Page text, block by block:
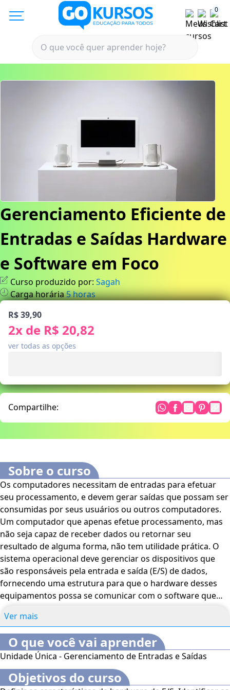
0
Gerenciamento Eficiente de
Entradas e Saídas Hardware
e Software em Foco
Curso produzido por: Sagah
Carga horária5horas
R$ 39,90
2x de R$ 20,82
ver todas as opções
Compartilhe:
Sobre o curso
Os computadores necessitam de entradas para efetuar
seu processamento, e devem gerar saídas que possam ser
consumidas por seus usuários ou outros computadores.
Um computador que apenas efetue processamento, mas
não seja capaz de receber dados ou retornar seu
resultado de alguma forma, não tem utilidade prática. O
sistema operacional deve gerenciar os dispositivos que
são responsáveis pela entrada e saída (E/S) de dados,
fornecendo uma estrutura para que o hardware desses
equipamentos possa se comunicar com o software que
dificuldades de lidar com esses dispositivos como classe
única de equipamentos é sua enorme diversidade. Ao
discutir genericamente sobre dispositivos de E/S, fala-se
tanto de mouses, teclados e joysticks, que geram ou
recebem quantidades mínimas de dados, como de placas
de rede ou de vídeo, que podem gerar a demanda de
Ver mais
O que você vai aprender
Unidade Única - Gerenciamento de Entradas e Saídas
Objetivos do curso